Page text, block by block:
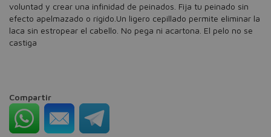
voluntad y crear una infinidad de peinados. Fija tu peinado sin
efecto apelmazado o rígido.Un ligero cepillado permite eliminar la
laca sin estropear el cabello. No pega ni acartona. El pelo no se
castiga
Compartir